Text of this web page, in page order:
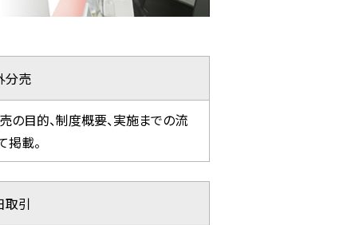
分売
の目的、制度概要、実施までの流
掲載。
取引